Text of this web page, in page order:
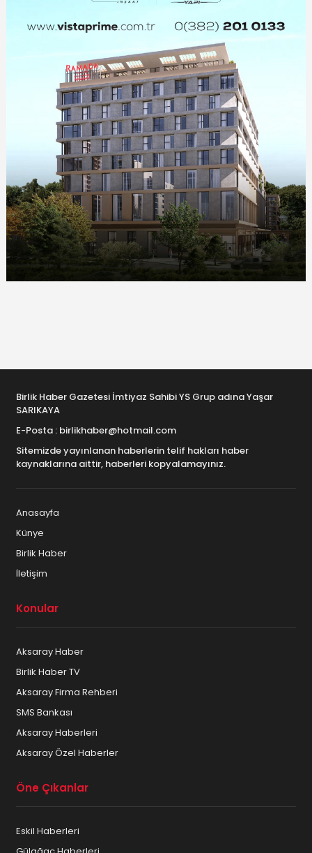
Birlik Haber Gazetesi İmtiyaz Sahibi YS Grup adına Yaşar
SARIKAYA
E-Posta : birlikhaber@hotmail.com
Sitemizde yayınlanan haberlerin telif hakları haber
kaynaklarına aittir, haberleri kopyalamayınız.
Anasayfa
Künye
Birlik Haber
İletişim
Konular
Aksaray Haber
Birlik Haber TV
Aksaray Firma Rehberi
SMS Bankası
Aksaray Haberleri
Aksaray Özel Haberler
Öne Çıkanlar
Eskil Haberleri